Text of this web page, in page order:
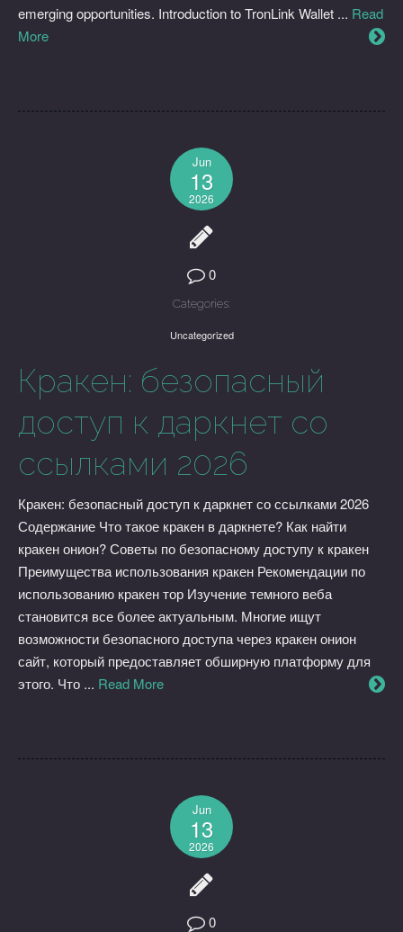
emerging opportunities. Introduction to TronLink Wallet ... Read
More
Jun
13
2026
0
Categories:
Uncategorized
Кракен: безопасный
доступ к даркнет со
ссылками 2026
Кракен: безопасный доступ к даркнет со ссылками 2026
Содержание Что такое кракен в даркнете? Как найти
кракен онион? Советы по безопасному доступу к кракен
Преимущества использования кракен Рекомендации по
использованию кракен тор Изучение темного веба
становится все более актуальным. Многие ищут
возможности безопасного доступа через кракен онион
сайт, который предоставляет обширную платформу для
этого. Что ... Read More
Jun
13
2026
0